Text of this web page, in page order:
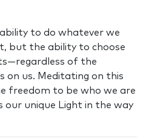
to do whatever we
but the ability to choose
of the
on us. Meditating on this
freedom to be who we are
our unique Light in the way